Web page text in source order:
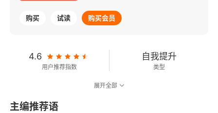
购买 试读 购买会员
4.6
用户推荐指数
自我提升
类型
展开全部
主编推荐语